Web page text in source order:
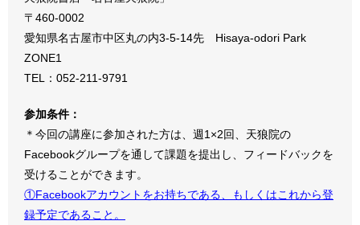
〒460-0002
愛知県名古屋市中区丸の内3-5-14先 Hisaya-odori Park
ZONE1
TEL：052-211-9791
参加条件：
＊今回の講座に参加された方は、週1×2回、天狼院の
Facebookグループを通して課題を提出し、フィードバックを
受けることができます。
①Facebookアカウントをお持ちである、もしくはこれから登
録予定であること。